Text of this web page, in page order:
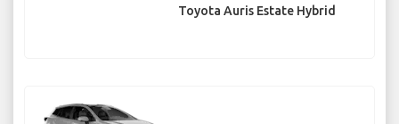
Toyota Auris Estate Hybrid